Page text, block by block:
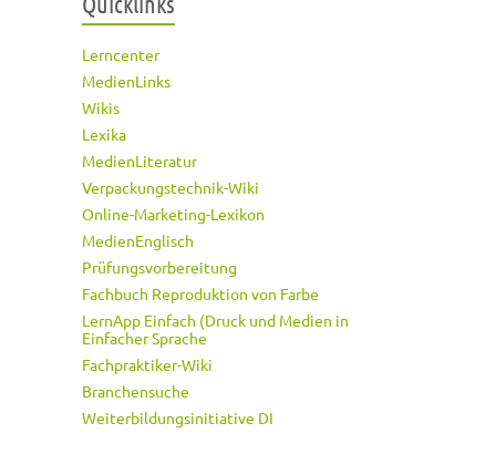
Lerncenter
MedienLinks
Wikis
Lexika
MedienLiteratur
Verpackungstechnik-Wiki
Online-Marketing-Lexikon
MedienEnglisch
Prüfungsvorbereitung
Fachbuch Reproduktion von Farbe
LernApp Einfach (Druck und Medien in
Einfacher Sprache
Fachpraktiker-Wiki
Branchensuche
Weiterbildungsinitiative DI